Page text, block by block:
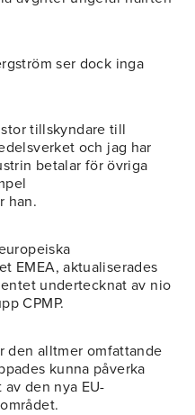
ser dock inga
tillskyndare till
och jag har
betalar för övriga
han.
EMEA, aktualiserades
undertecknat av nio
CPMP.
den alltmer omfattande
kunna påverka
den nya EU-